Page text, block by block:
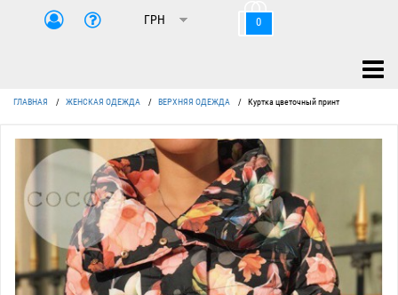
0
ГЛАВНАЯ / ЖЕНСКАЯ ОДЕЖДА / ВЕРХНЯЯ ОДЕЖДА / Куртка цветочный принт